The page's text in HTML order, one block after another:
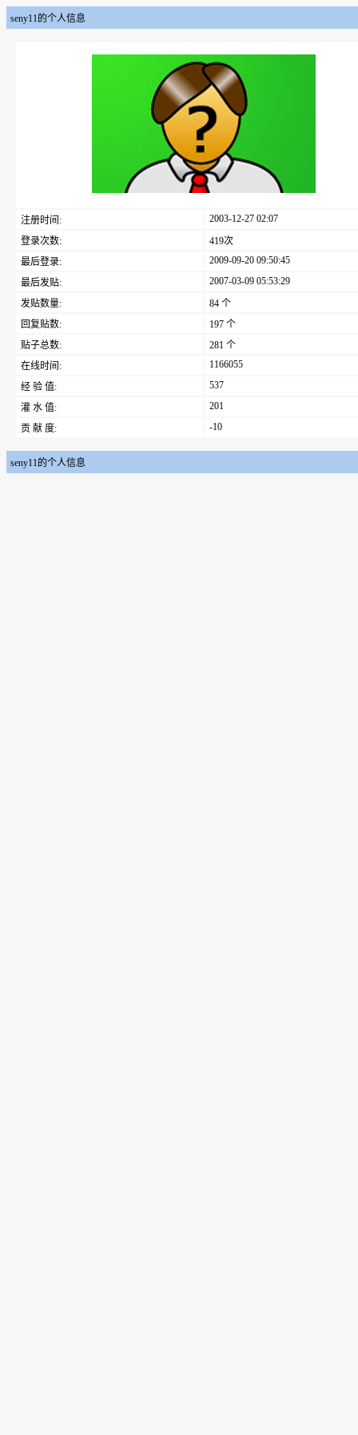
seny11的个人信息
注册时间:
2003-12-27 02:07
登录次数:
419次
最后登录:
2009-09-20 09:50:45
最后发贴:
2007-03-09 05:53:29
发贴数量:
84 个
回复贴数:
197 个
贴子总数:
281 个
在线时间:
1166055
经 验 值:
537
灌 水 值:
201
贡 献 度:
-10
seny11的个人信息